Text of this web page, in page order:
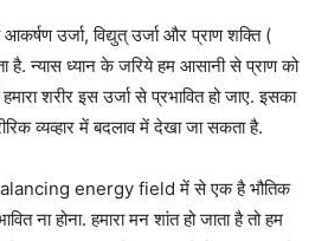
उर्जा, विद्युत् उर्जा और प्राण शक्ति (
है. न्यास ध्यान के जरिये हम आसानी से प्राण को
शरीर इस उर्जा से प्रभावित हो जाए. इसका
व्यव्हार में बदलाव में देखा जा सकता है.
energy field में से एक है भौतिक
ना होना. हमारा मन शांत हो जाता है तो हम